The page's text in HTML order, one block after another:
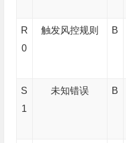
R
0
触发风控规则 B
S
1
未知错误 B